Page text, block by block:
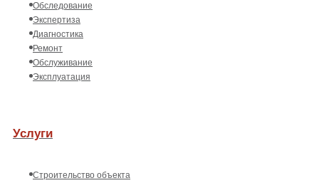
Обследование
Экспертиза
Диагностика
Ремонт
Обслуживание
Эксплуатация
Услуги
Строительство объекта